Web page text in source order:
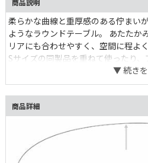
商品説明
柔らかな曲線と重厚感のある佇まい
ようなラウンドテーブル。 あたたか
リアにも合わせやすく、空間に程よ
Sサイズの同製品を重ねて使ったり
空間演出も。 ソファに合わせやすい
ん、カフェやオフィスのセンターテ
インテリアグリーンとの相性も◎
商品詳細